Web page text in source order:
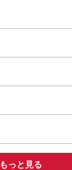
もっと見る